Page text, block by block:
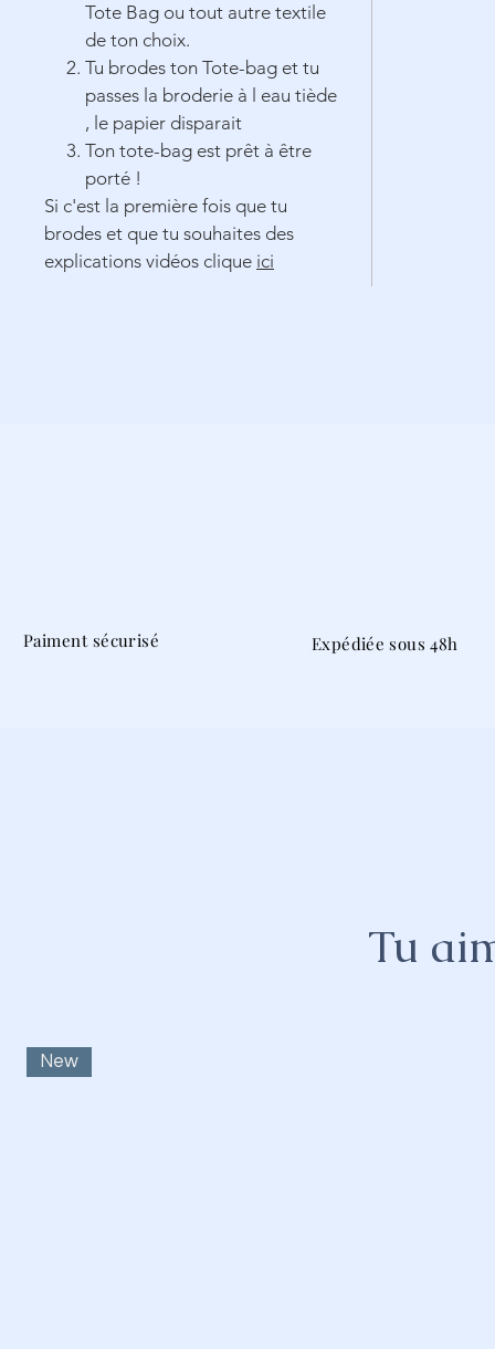
Tote Bag ou tout autre textile
de ton choix.
Tu brodes ton Tote-bag et tu
passes la broderie à l eau tiède
, le papier disparait
Ton tote-bag est prêt à être
porté !
Si c'est la première fois que tu
brodes et que tu souhaites des
explications vidéos clique ici
Tu
New
Paiment sécurisé Expédiée sous 48h